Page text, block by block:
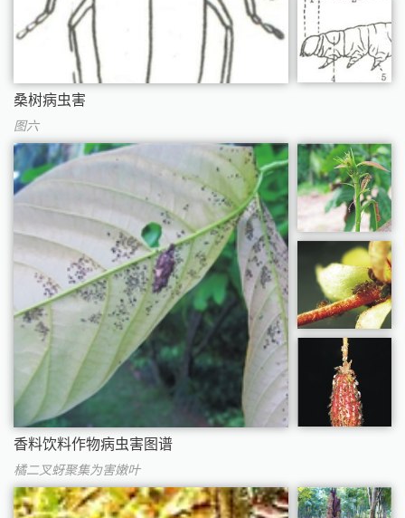
桑树病虫害
图六
香料饮料作物病虫害图谱
橘二叉蚜聚集为害嫩叶